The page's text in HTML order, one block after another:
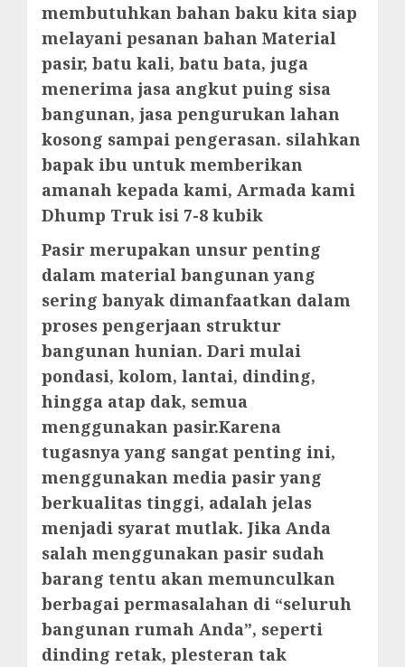
membutuhkan bahan baku kita siap
melayani pesanan bahan Material
pasir, batu kali, batu bata, juga
menerima jasa angkut puing sisa
bangunan, jasa pengurukan lahan
kosong sampai pengerasan. silahkan
bapak ibu untuk memberikan
amanah kepada kami, Armada kami
Dhump Truk isi 7-8 kubik
Pasir merupakan unsur penting
dalam material bangunan yang
sering banyak dimanfaatkan dalam
proses pengerjaan struktur
bangunan hunian. Dari mulai
pondasi, kolom, lantai, dinding,
hingga atap dak, semua
menggunakan pasir.Karena
tugasnya yang sangat penting ini,
menggunakan media pasir yang
berkualitas tinggi, adalah jelas
menjadi syarat mutlak. Jika Anda
salah menggunakan pasir sudah
barang tentu akan memunculkan
berbagai permasalahan di “seluruh
bangunan rumah Anda”, seperti
dinding retak, plesteran tak